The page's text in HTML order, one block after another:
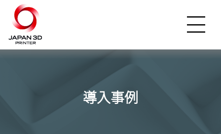
導入事例